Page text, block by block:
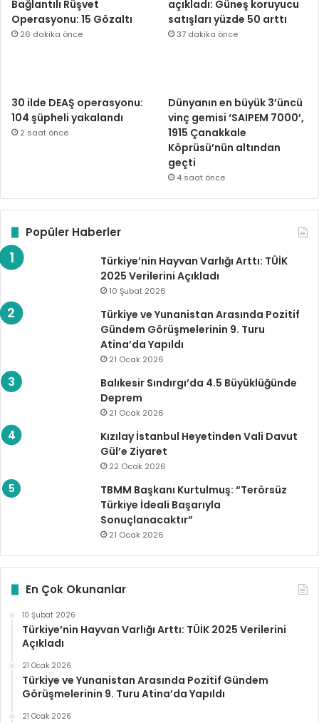
Bağlantılı Rüşvet
Operasyonu: 15 Gözaltı
26 dakika önce
açıkladı: Güneş koruyucu
satışları yüzde 50 arttı
37 dakika önce
30 ilde DEAŞ operasyonu:
104 şüpheli yakalandı
2 saat önce
Dünyanın en büyük 3’üncü
vinç gemisi ‘SAIPEM 7000’,
1915 Çanakkale
Köprüsü’nün altından
geçti
4 saat önce
Popüler Haberler
Türkiye’nin Hayvan Varlığı Arttı: TÜİK
2025 Verilerini Açıkladı
10 Şubat 2026
Türkiye ve Yunanistan Arasında Pozitif
Gündem Görüşmelerinin 9. Turu
Atina’da Yapıldı
21 Ocak 2026
Balıkesir Sındırgı’da 4.5 Büyüklüğünde
Deprem
21 Ocak 2026
Kızılay İstanbul Heyetinden Vali Davut
Gül’e Ziyaret
22 Ocak 2026
TBMM Başkanı Kurtulmuş: “Terörsüz
Türkiye İdeali Başarıyla
Sonuçlanacaktır”
21 Ocak 2026
En Çok Okunanlar
10 Şubat 2026
Türkiye’nin Hayvan Varlığı Arttı: TÜİK 2025 Verilerini
Açıkladı
21 Ocak 2026
Türkiye ve Yunanistan Arasında Pozitif Gündem
Görüşmelerinin 9. Turu Atina’da Yapıldı
21 Ocak 2026